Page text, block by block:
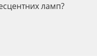
ламп?